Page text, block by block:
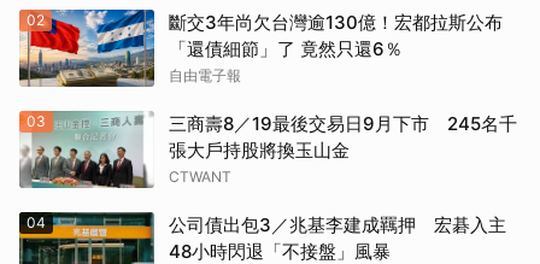
02
斷交3年尚欠台灣逾130億！宏都拉斯公布
「還債細節」了 竟然只還6％
自由電子報
03
三商壽8／19最後交易日9月下市 245名千
張大戶持股將換玉山金
CTWANT
04
公司債出包3／兆基李建成羈押 宏碁入主
48小時閃退「不接盤」風暴